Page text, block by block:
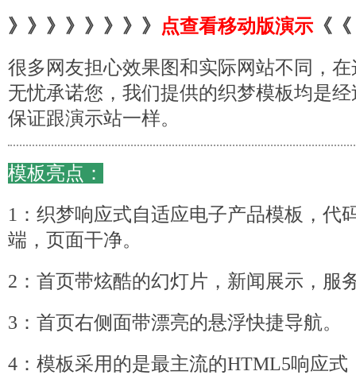
》》》》》》》》 点查看移动版演示 《
很多网友担心效果图和实际网站不同，
无忧承诺您，我们提供的织梦模板均是
保证跟演示站一样。
模板亮点：
1： 织梦响应式自适应电子产品模板，代
端，页面干净。
2：首页带炫酷的幻灯片，新闻展示，服
3：首页右侧面带漂亮的悬浮快捷导航。
4：模板采用的是最主流的HTML5响应